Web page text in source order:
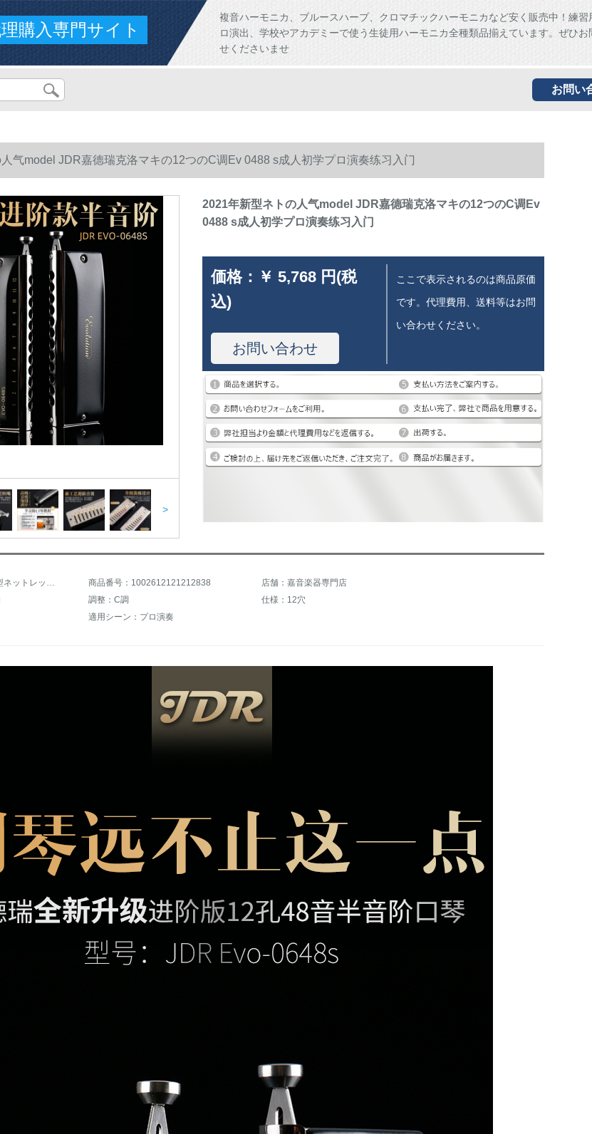
購入専門サイト
複音ハーモニカ、ブルースハープ、クロマチックハーモニカなど安く販売中！練習
ロ演出、学校やアカデミーで使う生徒用ハーモニカ全種類品揃えています。ぜひお
せくださいませ
お問い
气model JDR嘉德瑞克洛マキの12つのC调Ev 0488 s成人初学プロ演奏练习入门
>
2021年新型ネトの人气model JDR嘉德瑞克洛マキの12つのC调Ev
0488 s成人初学プロ演奏练习入门
価格： ￥ 5,768 円(税
込)
お問い合わせ
ここで表示されるのは商品原価
です。代理費用、送料等はお問
い合わせください。
商品名称：2021年新型ネットレッドモデルJDR嘉徳瑞克洛克哈ーモーニ進級モデル12穴C調Evoo 0648 s成人初学プロ演奏練習入門 商品番号：1002612121212838
店舗：嘉音楽器専門店
調整：C調
仕様：12穴
適用シーン：プロ演奏